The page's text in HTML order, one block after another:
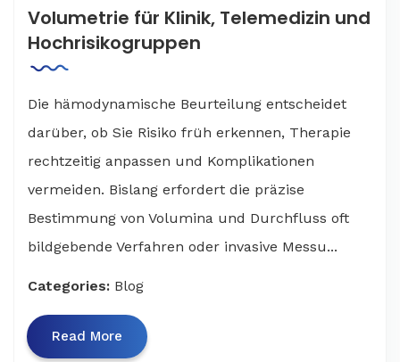
Volumetrie für Klinik, Telemedizin und
Hochrisikogruppen
Die hämodynamische Beurteilung entscheidet
darüber, ob Sie Risiko früh erkennen, Therapie
rechtzeitig anpassen und Komplikationen
vermeiden. Bislang erfordert die präzise
Bestimmung von Volumina und Durchfluss oft
bildgebende Verfahren oder invasive Messu...
Categories: Blog
Read More